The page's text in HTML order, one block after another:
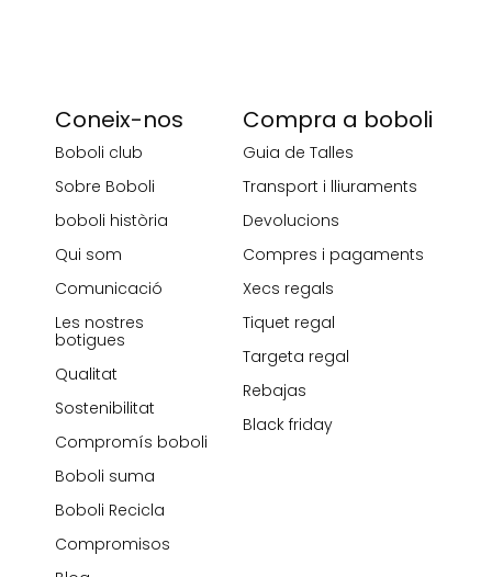
Coneix-nos
Boboli club
Sobre Boboli
boboli història
Qui som
Comunicació
Les nostres
botigues
Qualitat
Sostenibilitat
Compromís boboli
Boboli suma
Boboli Recicla
Compromisos
Compra a boboli
Guia de Talles
Transport i lliuraments
Devolucions
Compres i pagaments
Xecs regals
Tiquet regal
Targeta regal
Rebajas
Black friday